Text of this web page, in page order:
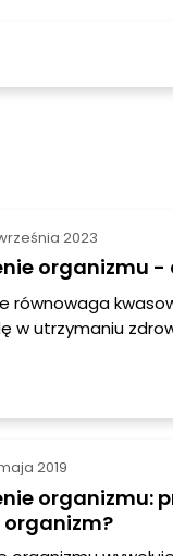
2023
organizmu -
równowaga
w utrzymaniu
2019
organizmu: